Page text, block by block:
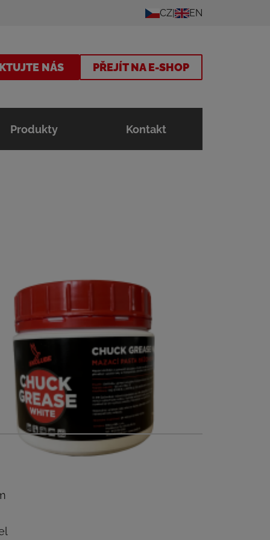
CZ EN
NÁS PŘEJÍT NA E-SHOP
Produkty Kontakt